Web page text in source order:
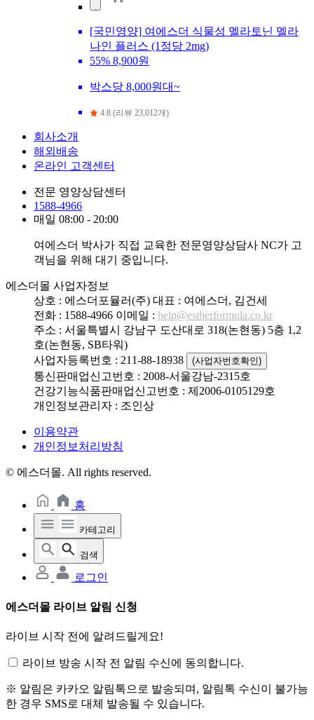
[국민영양] 여에스더 식물성 멜라토닌 멜라
나인 플러스 (1정당 2mg)
55% 8,900원
박스당 8,000원대~
4.8 (리뷰 23,012개)
회사소개
해외배송
온라인 고객센터
전문 영양상담센터
1588-4966
매일 08:00 - 20:00
여에스더 박사가 직접 교육한 전문영양상담사 NC가 고
객님을 위해 대기 중입니다.
에스더몰 사업자정보
상호 : 에스더포뮬러(주) 대표 : 여에스더, 김건세
전화 : 1588-4966 이메일 : help@estherformula.co.kr
주소 : 서울특별시 강남구 도산대로 318(논현동) 5층 1,2
호(논현동, SB타워)
사업자등록번호 : 211-88-18938
(사업자번호확인)
통신판매업신고번호 : 2008-서울강남-2315호
건강기능식품판매업신고번호 : 제2006-0105129호
개인정보관리자 : 조인상
이용약관
개인정보처리방침
© 에스더몰. All rights reserved.
홈
카테고리
검색
로그인
에스더몰 라이브 알림 신청
라이브 시작 전에 알려드릴게요!
라이브 방송 시작 전 알림 수신에 동의합니다.
※ 알림은 카카오 알림톡으로 발송되며, 알림톡 수신이 불가능
한 경우 SMS로 대체 발송될 수 있습니다.